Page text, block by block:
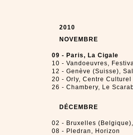
2010
NOVEMBRE
09 - Paris, La Cigale
10 - Vandoeuvres,
12 - Genève (Suisse),
20 - Orly, Centre Culturel
26 - Chambery, Le
DÉCEMBRE
02 - Bruxelles
08 - Pledran, Horizon